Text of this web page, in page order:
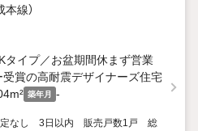
本線）
タイプ／お盆期間休まず営業
賞の高耐震デザイナーズ住宅
築年月 -
定なし 3日以内 販売戸数1戸 総